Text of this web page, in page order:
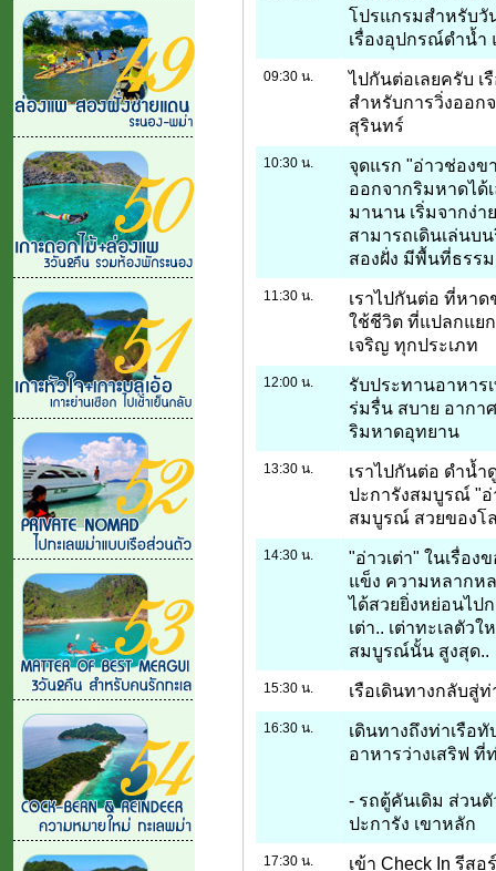
โปรแกรมสำหรับวั
เรื่องอุปกรณ์ดำน้ำ
09:30 น.
ไปกันต่อเลยครับ เ
สำหรับการวิ่งออก
สุรินทร์
10:30 น.
จุดแรก "อ่าวช่องข
ออกจากริมหาดได้
มานาน เริ่มจากง่
สามารถเดินเล่นบ
สองฝั่ง มีพื้นที่ธรร
11:30 น.
เราไปกันต่อ ที่หาด
ใช้ชีวิต ที่แปลกแย
เจริญ ทุกประเภท
12:00 น.
รับประทานอาหาร
ร่มรื่น สบาย อากา
ริมหาดอุทยาน
13:30 น.
เราไปกันต่อ ดำน้
ปะการังสมบูรณ์ "
สมบูรณ์ สวยของโ
14:30 น.
"อ่าวเต่า" ในเรื่อง
แข็ง ความหลากห
ได้สวยยิ่งหย่อนไป
เต่า.. เต่าทะเลตัว
สมบูรณ์นั้น สูงสุด..
15:30 น. เรือเดินทางกลับสู่ท่
16:30 น.
เดินทางถึงท่าเรือ
อาหารว่างเสริฟ ที่
- รถตู้คันเดิม ส่วน
ปะการัง เขาหลัก
17:30 น. เข้า Check In รีส